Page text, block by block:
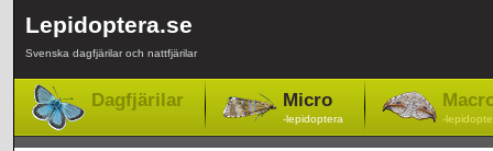
Lepidoptera.se
Svenska dagfjärilar och nattfjärilar
Dagfjärilar Micro
-lepidoptera -